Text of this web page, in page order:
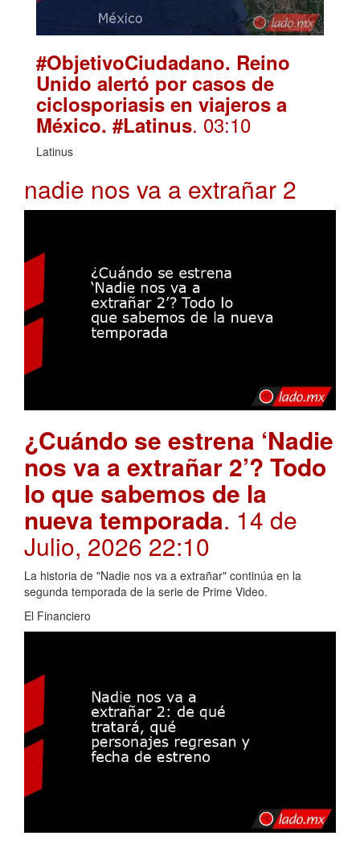
#ObjetivoCiudadano. Reino
Unido alertó por casos de
ciclosporiasis en viajeros a
México. #Latinus. 03:10
Latinus
nadie nos va a extrañar 2
¿Cuándo se estrena ‘Nadie
nos va a extrañar 2’? Todo
lo que sabemos de la
nueva temporada. 14 de
Julio, 2026 22:10
La historia de "Nadie nos va a extrañar" continúa en la
segunda temporada de la serie de Prime Video.
El Financiero